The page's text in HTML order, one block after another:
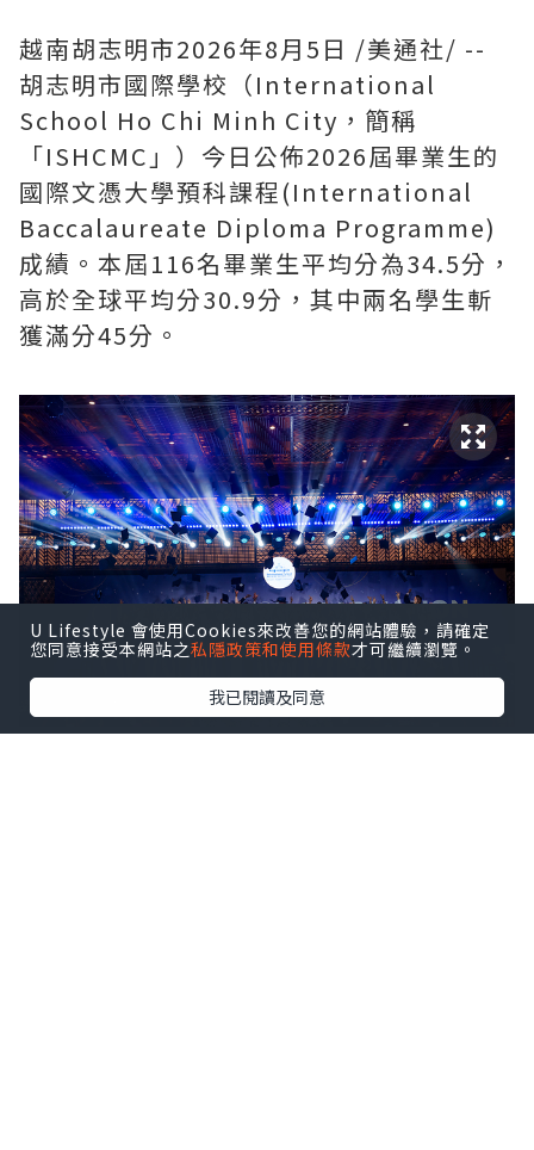
越南胡志明市2026年8月5日 /美通社/ --
胡志明市國際學校（International
School Ho Chi Minh City，簡稱
「ISHCMC」）今日公佈2026屆畢業生的
國際文憑大學預科課程(International
Baccalaureate Diploma Programme)
成績。本屆116名畢業生平均分為34.5分，
高於全球平均分30.9分，其中兩名學生斬
獲滿分45分。
U Lifestyle 會使用Cookies來改善您的網站體驗，請確定
您同意接受本網站之私隱政策和使用條款才可繼續瀏覽。
我已閱讀及同意